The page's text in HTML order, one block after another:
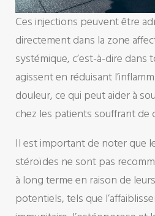
Ces injections peuvent être
directement dans la zone
systémique, c’est-à-dire dans
agissent en réduisant
douleur, ce qui peut aider à
chez les patients souffrant de
Il est important de noter que
stéroïdes ne sont pas
à long terme en raison de
potentiels, tels que